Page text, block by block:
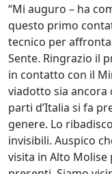
“Mi auguro – ha
questo primo
tecnico per
Sente. Ringrazio il
in contatto con il
viadotto sia ancora
parti d’Italia si fa
genere. Lo
invisibili. Auspico
visita in Alto